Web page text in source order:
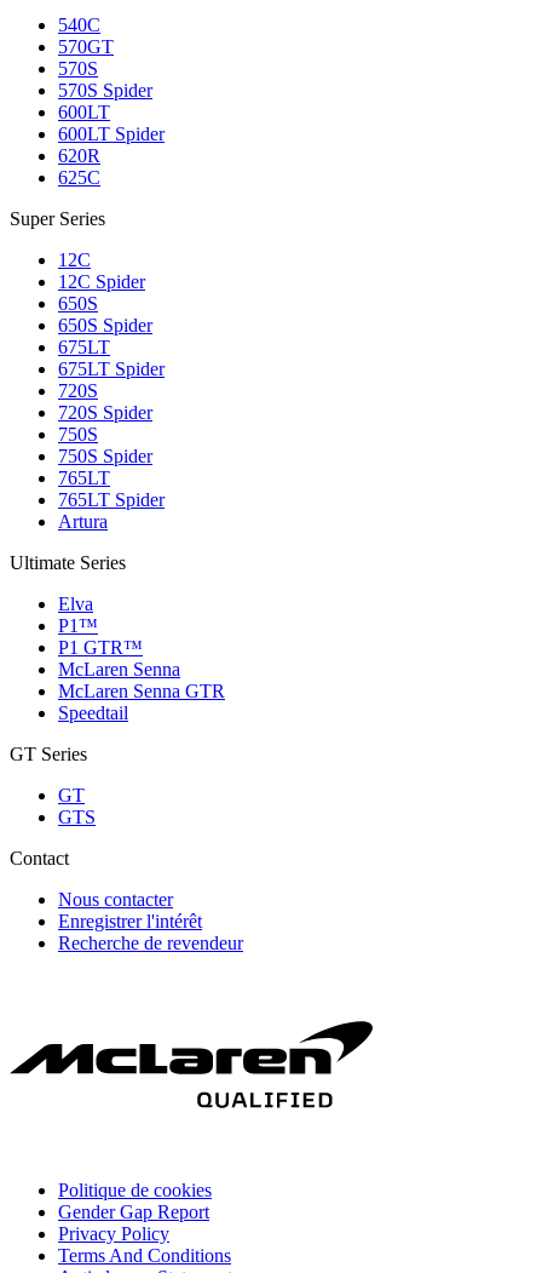
540C
570GT
570S
570S Spider
600LT
600LT Spider
620R
625C
Super Series
12C
12C Spider
650S
650S Spider
675LT
675LT Spider
720S
720S Spider
750S
750S Spider
765LT
765LT Spider
Artura
Ultimate Series
Elva
P1™
P1 GTR™
McLaren Senna
McLaren Senna GTR
Speedtail
GT Series
GT
GTS
Contact
Nous contacter
Enregistrer l'intérêt
Recherche de revendeur
Politique de cookies
Gender Gap Report
Privacy Policy
Terms And Conditions